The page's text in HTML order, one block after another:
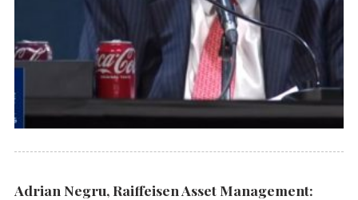
Adrian Negru, Raiffeisen Asset Management: